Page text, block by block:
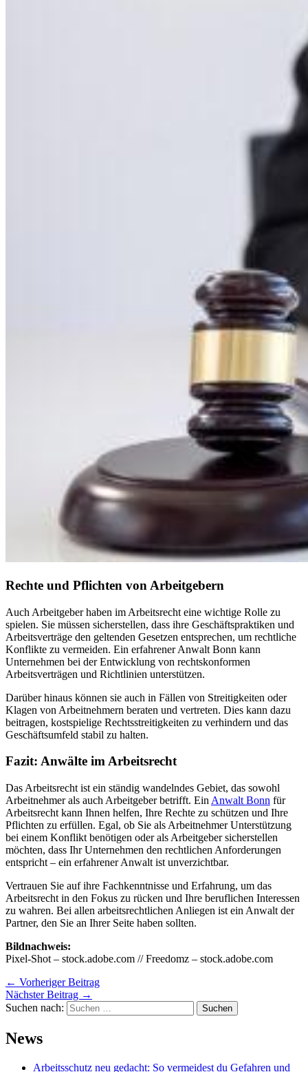
Rechte und Pflichten von Arbeitgebern
Auch Arbeitgeber haben im Arbeitsrecht eine wichtige Rolle zu
spielen. Sie müssen sicherstellen, dass ihre Geschäftspraktiken und
Arbeitsverträge den geltenden Gesetzen entsprechen, um rechtliche
Konflikte zu vermeiden. Ein erfahrener Anwalt Bonn kann
Unternehmen bei der Entwicklung von rechtskonformen
Arbeitsverträgen und Richtlinien unterstützen.
Darüber hinaus können sie auch in Fällen von Streitigkeiten oder
Klagen von Arbeitnehmern beraten und vertreten. Dies kann dazu
beitragen, kostspielige Rechtsstreitigkeiten zu verhindern und das
Geschäftsumfeld stabil zu halten.
Fazit: Anwälte im Arbeitsrecht
Das Arbeitsrecht ist ein ständig wandelndes Gebiet, das sowohl
Arbeitnehmer als auch Arbeitgeber betrifft. Ein Anwalt Bonn für
Arbeitsrecht kann Ihnen helfen, Ihre Rechte zu schützen und Ihre
Pflichten zu erfüllen. Egal, ob Sie als Arbeitnehmer Unterstützung
bei einem Konflikt benötigen oder als Arbeitgeber sicherstellen
möchten, dass Ihr Unternehmen den rechtlichen Anforderungen
entspricht – ein erfahrener Anwalt ist unverzichtbar.
Vertrauen Sie auf ihre Fachkenntnisse und Erfahrung, um das
Arbeitsrecht in den Fokus zu rücken und Ihre beruflichen Interessen
zu wahren. Bei allen arbeitsrechtlichen Anliegen ist ein Anwalt der
Partner, den Sie an Ihrer Seite haben sollten.
Bildnachweis:
Pixel-Shot – stock.adobe.com //Freedomz – stock.adobe.com
← Vorheriger Beitrag
Nächster Beitrag →
Suchen nach:
News
Arbeitsschutz neu gedacht: So vermeidest du Gefahren und